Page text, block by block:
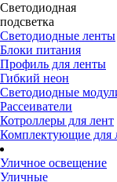
Светодиодная
подсветка
Светодиодные ленты
Блоки питания
Профиль для ленты
Гибкий неон
Светодиодные
Рассеиватели
Котроллеры для лент
Комплектующие для
Уличное освещение
Уличные